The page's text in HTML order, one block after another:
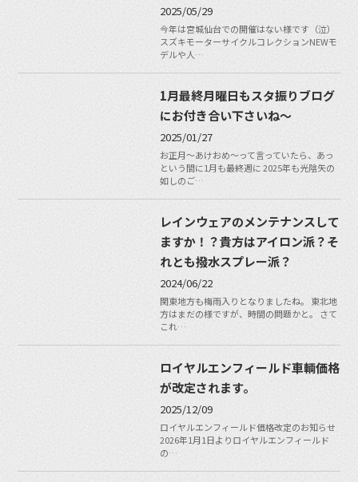
2025/05/29
今年は宮城仙台での開催はない様です（泣）
スズキモーターサイクルコレクションNEWモ
デルや人…
1月最終月曜日もスタ振りブログ
にお付き合い下さいね〜
2025/01/27
お正月〜あけおめ〜って言っていたら、あっ
という間に1月も最終週に 2025年も光陰矢の
如しのご…
レインウェアのメンテナンスして
ますか！？貴方はアイロン派？そ
れとも撥水スプレー派？
2024/06/22
関東地方も梅雨入りとなりましたね。 東北地
方はまだの様ですが、時間の問題かと。 さて
これ…
ロイヤルエンフィールド車輌価格
が改定されます。
2025/12/09
ロイヤルエンフィールド価格改定のお知らせ
2026年1月1日よりロイヤルエンフィールド
の…